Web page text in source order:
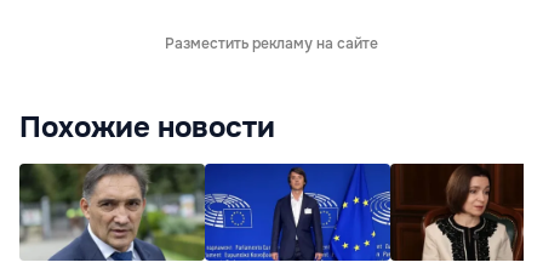
Разместить рекламу на сайте
Похожие новости